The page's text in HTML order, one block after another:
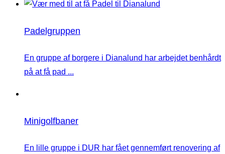
Padelgruppen
En gruppe af borgere i Dianalund har arbejdet benhårdt
på at få pad ...
Minigolfbaner
En lille gruppe i DUR har fået gennemført renovering af